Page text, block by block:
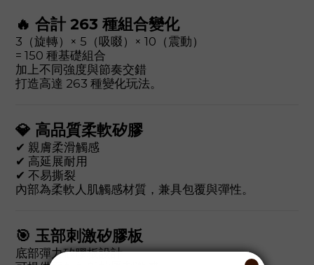
🔥 合計 263 種組合變化
3（旋轉）× 5（吸啜）× 10（震動）
= 150 種基礎組合
加上不同強度與節奏交錯
打造高達 263 種變化玩法。
💎 高品質柔軟矽膠
✔ 親膚柔滑觸感
✔ 高延展耐用
✔ 不易撕裂
內部為柔軟人肌觸感材質，兼具包覆與彈性。
🎯 玉部刺激矽膠板
底部彈力矽膠板設計